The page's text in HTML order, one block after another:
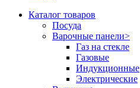
Каталог товаров
Посуда
Варочные панели>
Газ на стекле
Газовые
Индукционные
Электрические